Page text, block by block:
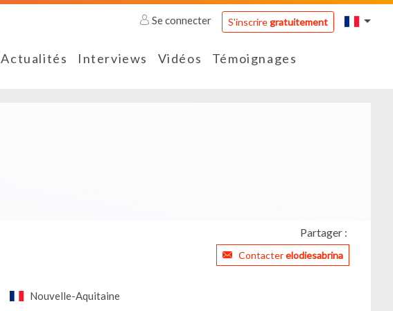
Se connecter S'inscriregratuitement
Actualités Interviews Vidéos Témoignages
Partager :
Contacterelodiesabrina
Nouvelle-Aquitaine